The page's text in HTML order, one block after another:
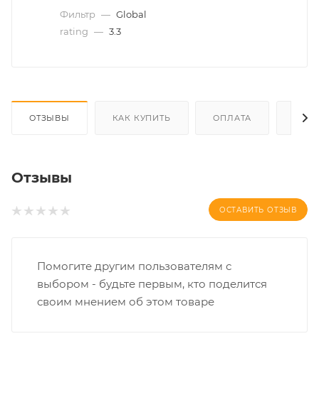
Фильтр — Global
rating — 3.3
ОТЗЫВЫ КАК КУПИТЬ ОПЛАТА
Отзывы
ОСТАВИТЬ ОТЗЫВ
Помогите другим пользователям с
выбором - будьте первым, кто поделится
своим мнением об этом товаре